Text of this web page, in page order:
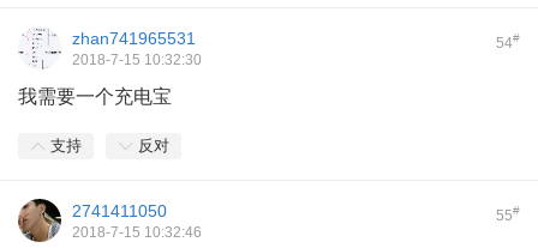
54#
zhan741965531
2018-7-15 10:32:30
我需要一个充电宝
支持 反对
55#
2741411050
2018-7-15 10:32:46